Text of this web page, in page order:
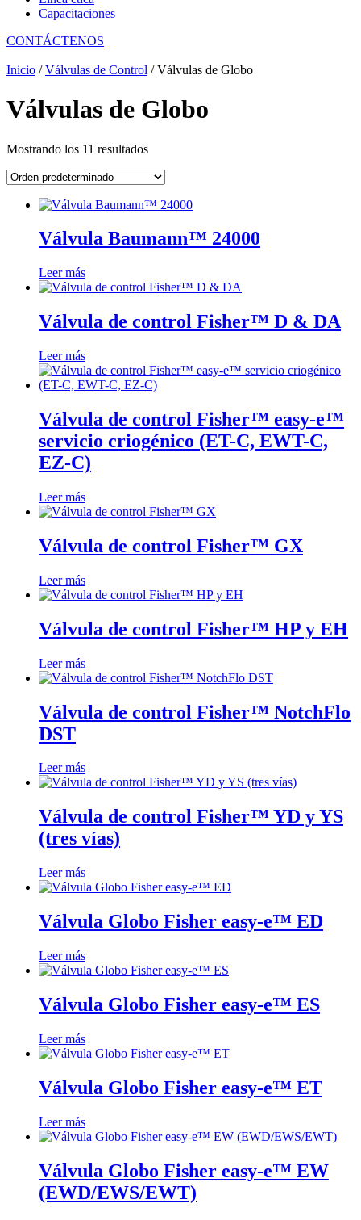
Capacitaciones
CONTÁCTENOS
Inicio /Válvulas de Control / Válvulas de Globo
Válvulas de Globo
Mostrando los 11 resultados
Válvula Baumann™ 24000
Leer más
Válvula de control Fisher™ D & DA
Leer más
Válvula de control Fisher™ easy-e™
servicio criogénico (ET-C, EWT-C,
EZ-C)
Leer más
Válvula de control Fisher™ GX
Leer más
Válvula de control Fisher™ HP y EH
Leer más
Válvula de control Fisher™ NotchFlo
DST
Leer más
Válvula de control Fisher™ YD y YS
(tres vías)
Leer más
Válvula Globo Fisher easy-e™ ED
Leer más
Válvula Globo Fisher easy-e™ ES
Leer más
Válvula Globo Fisher easy-e™ ET
Leer más
Válvula Globo Fisher easy-e™ EW
(EWD/EWS/EWT)